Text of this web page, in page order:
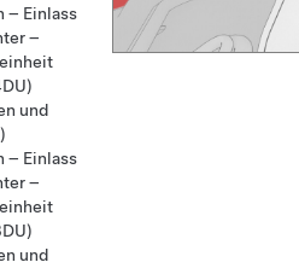
– Einlass
–
und
– Einlass
–
und